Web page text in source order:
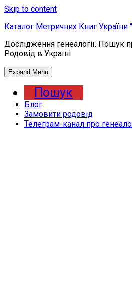
Skip to content
Каталог Метричних Книг України
Дослідження генеалогії. Пошук
Родовід в Україні
Expand Menu
Пошук
Блог
Замовити родовід
Телеграм-канал про